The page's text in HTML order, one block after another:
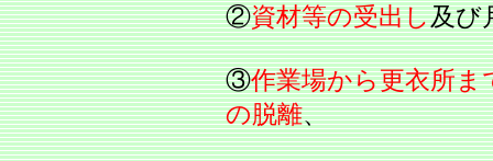
②資材等の受出し及び
③作業場から更衣所ま
の脱離、